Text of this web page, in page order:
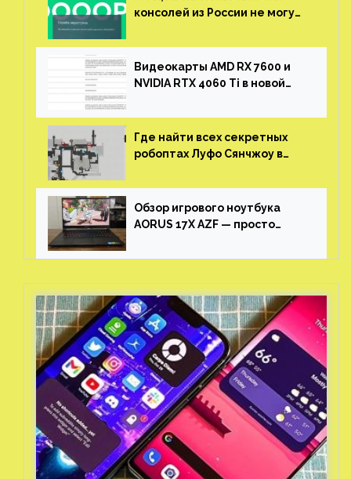
консолей из России не могут
Видеокарты AMD RX 7600 и
NVIDIA RTX 4060 Ti в новой
Где найти всех секретных
робоптах Луфо Сянчжоу в
Обзор игрового ноутбука
AORUS 17X AZF — просто